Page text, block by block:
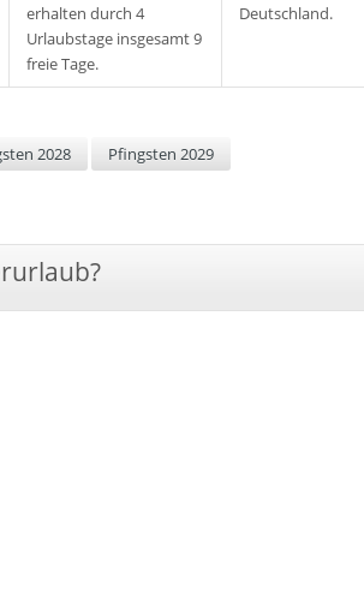
erhalten durch 4
Urlaubstage insgesamt 9
freie Tage.
Deutschland.
2028 Pfingsten 2029